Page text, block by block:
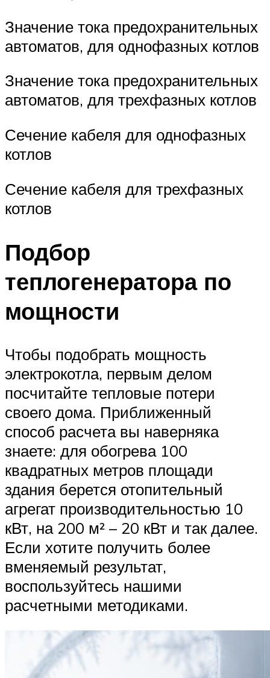
Значение тока предохранительных
автоматов, для однофазных котлов
Значение тока предохранительных
автоматов, для трехфазных котлов
Сечение кабеля для однофазных
котлов
Сечение кабеля для трехфазных
котлов
Подбор
теплогенератора по
мощности
Чтобы подобрать мощность
электрокотла, первым делом
посчитайте тепловые потери
своего дома. Приближенный
способ расчета вы наверняка
знаете: для обогрева 100
квадратных метров площади
здания берется отопительный
агрегат производительностью 10
кВт, на 200 м² – 20 кВт и так далее.
Если хотите получить более
вменяемый результат,
воспользуйтесь нашими
расчетными методиками.